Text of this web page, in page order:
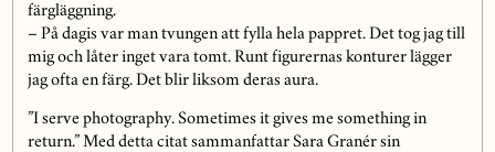
färgläggning.
– På dagis var man tvungen att fylla hela pappret. Det tog jag till
mig och låter inget vara tomt. Runt figurernas konturer lägger
jag ofta en färg. Det blir liksom deras aura.
”I serve photography. Sometimes it gives me something in
return.” Med detta citat sammanfattar Sara Granér sin